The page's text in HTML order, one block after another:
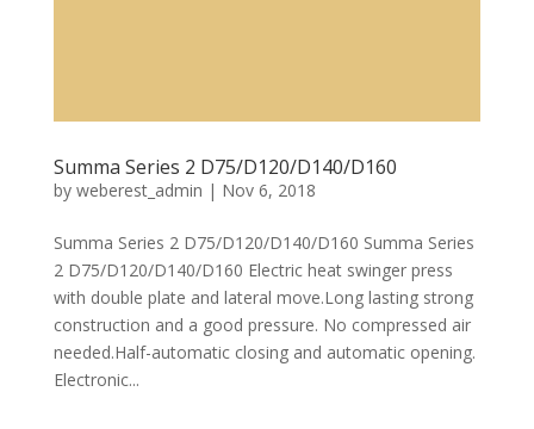
Summa Series 2 D75/D120/D140/D160
by weberest_admin | Nov 6, 2018
Summa Series 2 D75/D120/D140/D160 Summa Series
2 D75/D120/D140/D160 Electric heat swinger press
with double plate and lateral move.Long lasting strong
construction and a good pressure. No compressed air
needed.Half-automatic closing and automatic opening.
Electronic...